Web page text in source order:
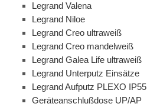
Legrand Valena
Legrand Niloe
Legrand Creo ultraweiß
Legrand Creo mandelweiß
Legrand Galea Life ultraweiß
Legrand Unterputz Einsätze
Legrand Aufputz PLEXO IP55
Geräteanschlußdose UP/AP